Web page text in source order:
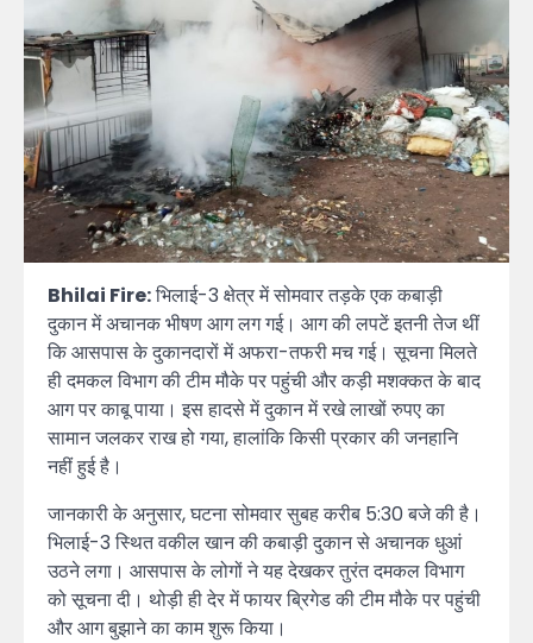
Bhilai Fire:भिलाई-3 क्षेत्र में सोमवार तड़के एक कबाड़ी
दुकान में अचानक भीषण आग लग गई। आग की लपटें इतनी तेज थीं
कि आसपास के दुकानदारों में अफरा-तफरी मच गई। सूचना मिलते
ही दमकल विभाग की टीम मौके पर पहुंची और कड़ी मशक्कत के बाद
आग पर काबू पाया। इस हादसे में दुकान में रखे लाखों रुपए का
सामान जलकर राख हो गया, हालांकि किसी प्रकार की जनहानि
नहीं हुई है।
जानकारी के अनुसार, घटना सोमवार सुबह करीब 5:30 बजे की है।
भिलाई-3 स्थित वकील खान की कबाड़ी दुकान से अचानक धुआं
उठने लगा। आसपास के लोगों ने यह देखकर तुरंत दमकल विभाग
को सूचना दी। थोड़ी ही देर में फायर ब्रिगेड की टीम मौके पर पहुंची
और आग बुझाने का काम शुरू किया।